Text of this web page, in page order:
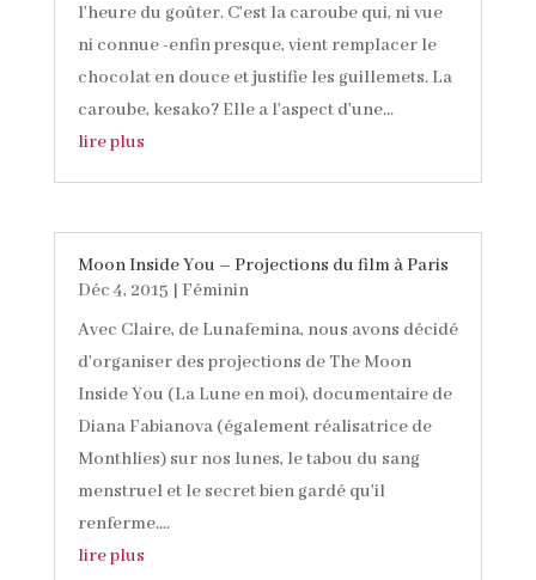
l'heure du goûter. C'est la caroube qui, ni vue
ni connue -enfin presque, vient remplacer le
chocolat en douce et justifie les guillemets. La
caroube, kesako? Elle a l'aspect d'une...
lire plus
Moon Inside You – Projections du film à Paris
Déc 4, 2015 | Féminin
Avec Claire, de Lunafemina, nous avons décidé
d'organiser des projections de The Moon
Inside You (La Lune en moi), documentaire de
Diana Fabianova (également réalisatrice de
Monthlies) sur nos lunes, le tabou du sang
menstruel et le secret bien gardé qu'il
renferme....
lire plus